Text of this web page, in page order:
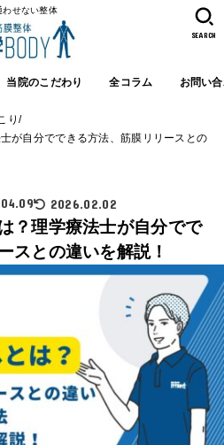
わせない整体
当院のこだわり 全コラム お問い
SEARCH
り
が自分でできる方法、筋膜リリースとの
2026.02.02
？理学療法士が自分でで
スとの違いを解説！